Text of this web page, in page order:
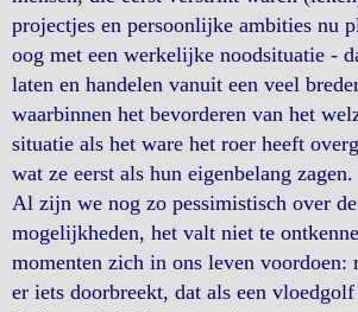
projectjes en persoonlijke ambities nu
oog met een werkelijke noodsituatie -
laten en handelen vanuit een veel
waarbinnen het bevorderen van het
situatie als het ware het roer heeft
wat ze eerst als hun eigenbelang zagen.
Al zijn we nog zo pessimistisch over
mogelijkheden, het valt niet te
momenten zich in ons leven voordoen:
er iets doorbreekt, dat als een vloedgolf